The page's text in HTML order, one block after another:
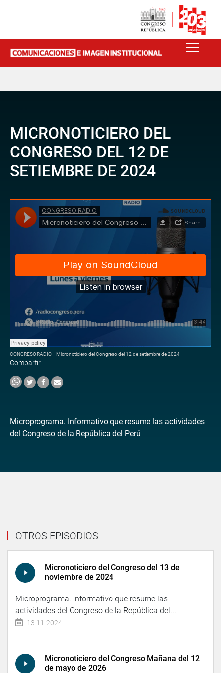
MICRONOTICIERO DEL
CONGRESO DEL 12 DE
SETIEMBRE DE 2024
CONGRESO RADIO · Micronoticiero del Congreso del 12 de setiembre de 2024
Compartir
Microprograma. Informativo que resume las actividades
del Congreso de la República del Perú
OTROS EPISODIOS
Micronoticiero del Congreso del 13 de
noviembre de 2024
Microprograma. Informativo que resume las
actividades del Congreso de la República del...
13-11-2024
Micronoticiero del Congreso Mañana del 12
de mayo de 2026